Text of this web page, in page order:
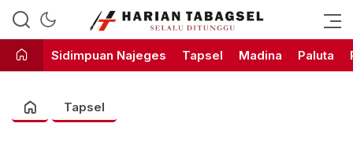
Harian Tabagsel
Harian Tabagsel Official Website
Sidimpuan Najeges
Tapsel Madina Paluta
Tapsel